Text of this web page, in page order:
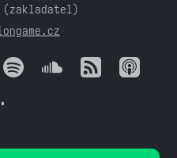
(zakladatel)